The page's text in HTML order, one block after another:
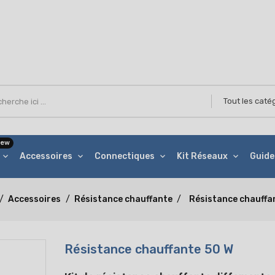
Accessoires Connectiques Kit Réseaux
Accessoires Résistance chauffante Résistance
Résistance chauffante 50 W